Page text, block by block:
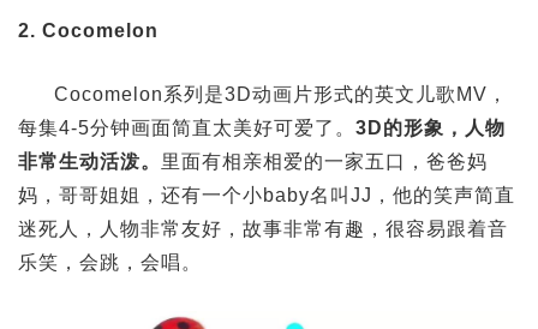
2. Cocomelon
Cocomelon系列是3D动画片形式的英文儿歌MV，
每集4-5分钟画面简直太美好可爱了。 3D的形象，人物
非常生动活泼。 里面有相亲相爱的一家五口，爸爸妈
妈，哥哥姐姐，还有一个小baby名叫JJ，他的笑声简直
迷死人，人物非常友好，故事非常有趣，很容易跟着音
乐笑，会跳，会唱。